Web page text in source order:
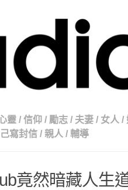
靈 / 信仰 / 勵志 / 夫妻 / 女人 /
寫封信 / 親人 / 輔導
竟然暗藏人生